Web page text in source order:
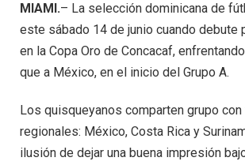
MIAMI.– La selección dominicana de
este sábado 14 de junio cuando debute
en la Copa Oro de Concacaf,
que a México, en el inicio del Grupo A.
Los quisqueyanos comparten grupo
regionales: México, Costa Rica y
ilusión de dejar una buena impresión